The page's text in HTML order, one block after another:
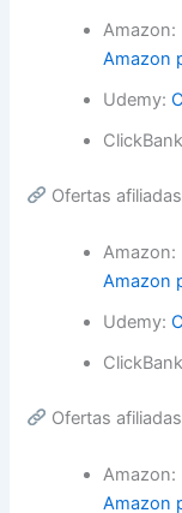
Amazon:
Amazon
Udemy:
Ofertas
Amazon:
Amazon
Udemy:
Ofertas
Amazon:
Amazon